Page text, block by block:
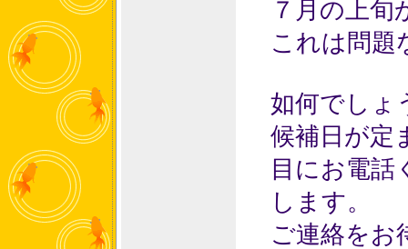
７月の上
これは問題
如何でしょ
候補日が定
目にお電話
します。
ご連絡をお